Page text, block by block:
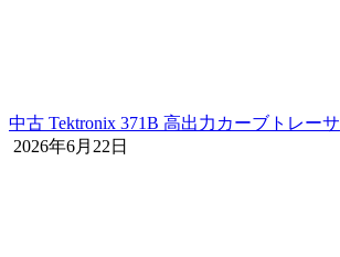
中古 Tektronix 371B 高出力カーブトレーサ
2026年6月22日